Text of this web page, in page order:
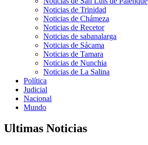
Noticias de Trinidad
Noticias de Chámeza
Noticias de Recetor
Noticias de sabanalarga
Noticias de Sácama
Noticias de Tamara
Noticias de Nunchia
Noticias de La Salina
Política
Judicial
Nacional
Mundo
Ultimas Noticias